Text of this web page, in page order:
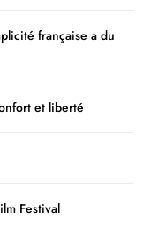
française a du
et liberté
Festival